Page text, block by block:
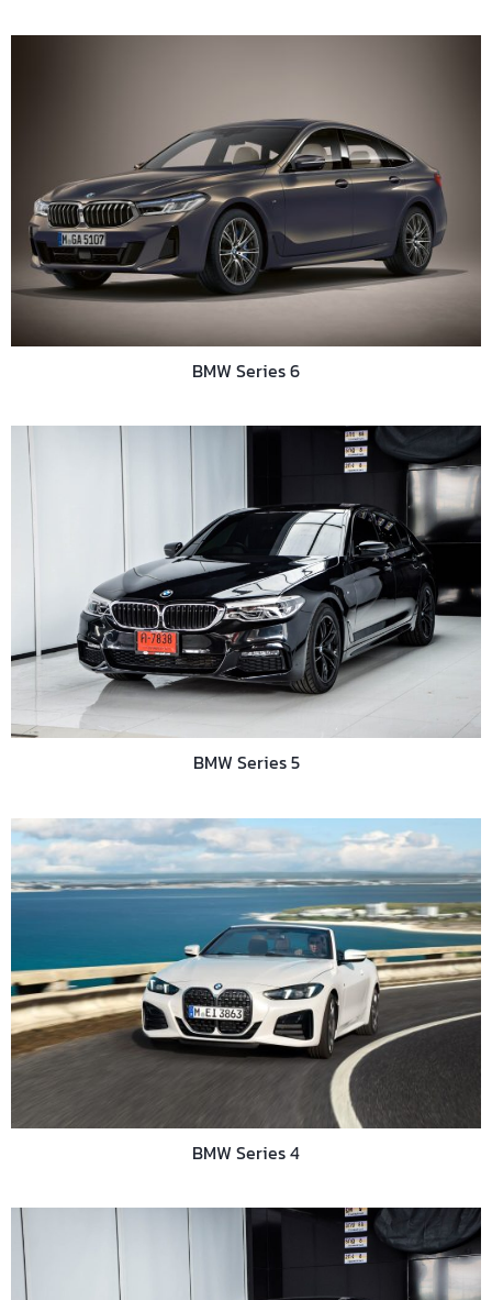
BMW Series 6
BMW Series 5
BMW Series 4